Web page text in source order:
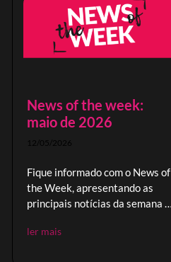
News of the week:
maio de 2026
12/05/2026
Fique informado com o News of
the Week, apresentando as
principais notícias da semana e
global.
ler mais